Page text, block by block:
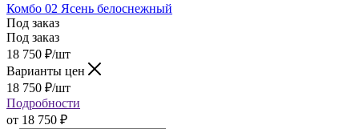
Комбо 02 Ясень белоснежный
Под заказ
Под заказ
18 750 ₽/шт
Варианты цен
18 750 ₽/шт
Подробности
от 18 750 ₽